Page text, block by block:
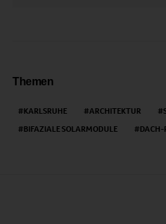
Themen
KARLSRUHE ARCHITEKTUR
BIFAZIALE SOLARMODULE
DACH-